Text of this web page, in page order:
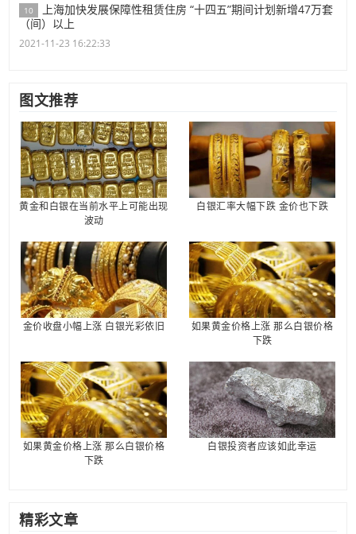
10
上海加快发展保障性租赁住房 “十四五”期间计划新增47万套
（间）以上
2021-11-23 16:22:33
图文推荐
黄金和白银在当前水平上可能出现
波动
白银汇率大幅下跌 金价也下跌
金价收盘小幅上涨 白银光彩依旧
如果黄金价格上涨 那么白银价格
下跌
如果黄金价格上涨 那么白银价格
下跌
白银投资者应该如此幸运
精彩文章